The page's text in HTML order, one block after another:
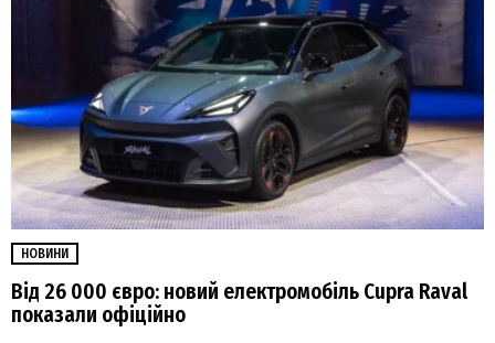
НОВИНИ
Від 26 000 євро: новий електромобіль Cupra Raval
показали офіційно